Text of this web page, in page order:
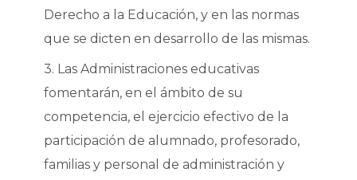
Derecho a la Educación, y en las normas
que se dicten en desarrollo de las mismas.
3. Las Administraciones educativas
fomentarán, en el ámbito de su
competencia, el ejercicio efectivo de la
participación de alumnado, profesorado,
familias y personal de administración y